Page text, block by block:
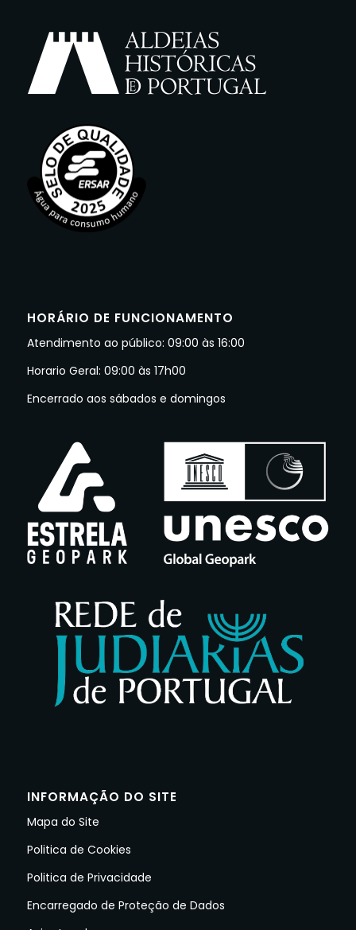
HORÁRIO DE FUNCIONAMENTO
Atendimento ao público: 09:00 às 16:00
Horario Geral: 09:00 às 17h00
Encerrado aos sábados e domingos
INFORMAÇÃO DO SITE
Mapa do Site
Politica de Cookies
Politica de Privacidade
Encarregado de Proteção de Dados